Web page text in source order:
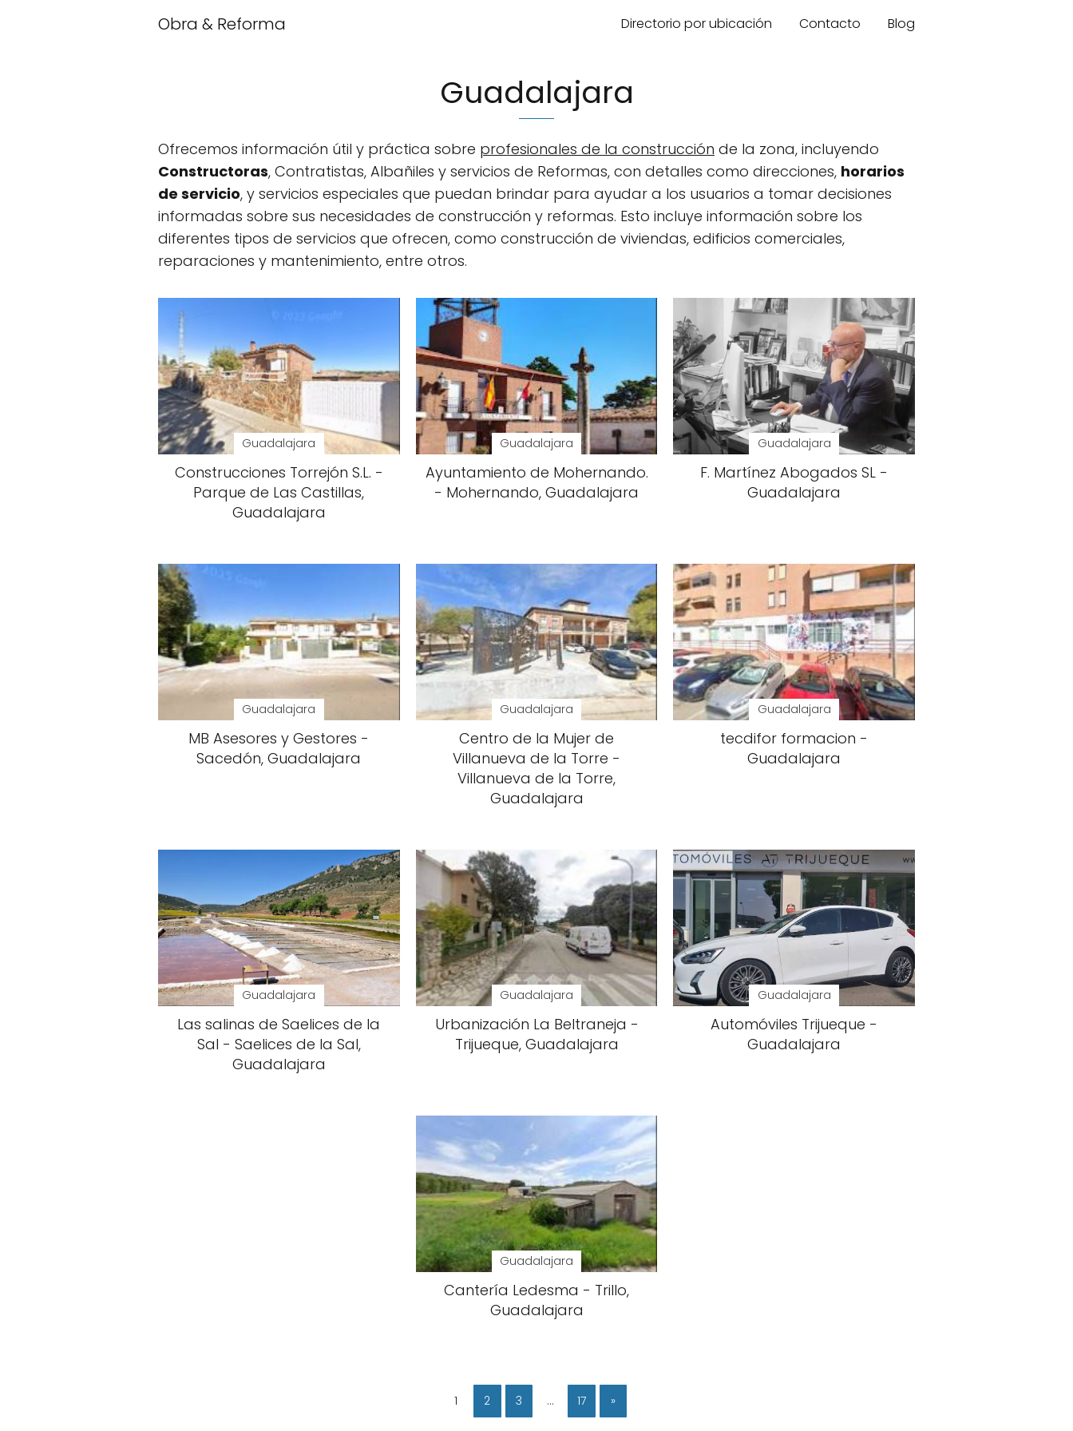
Obra & Reforma Directorio por ubicación Contacto Blog
Guadalajara
Ofrecemos información útil y práctica sobre profesionales de la construcción de la zona, incluyendo
Constructoras, Contratistas, Albañiles y servicios de Reformas, con detalles como direcciones, horarios
de servicio, y servicios especiales que puedan brindar para ayudar a los usuarios a tomar decisiones
informadas sobre sus necesidades de construcción y reformas. Esto incluye información sobre los
diferentes tipos de servicios que ofrecen, como construcción de viviendas, edificios comerciales,
reparaciones y mantenimiento, entre otros.
Guadalajara
Construcciones Torrejón S.L. -
Parque de Las Castillas,
Guadalajara
Guadalajara
Ayuntamiento de Mohernando.
- Mohernando, Guadalajara
Guadalajara
F. Martínez Abogados SL -
Guadalajara
Guadalajara
MB Asesores y Gestores -
Sacedón, Guadalajara
Guadalajara
Centro de la Mujer de
Villanueva de la Torre -
Villanueva de la Torre,
Guadalajara
Guadalajara
tecdifor formacion -
Guadalajara
Guadalajara
Las salinas de Saelices de la
Sal - Saelices de la Sal,
Guadalajara
Guadalajara
Urbanización La Beltraneja -
Trijueque, Guadalajara
Guadalajara
Automóviles Trijueque -
Guadalajara
Guadalajara
Cantería Ledesma - Trillo,
Guadalajara
1 2 3 … 17 »